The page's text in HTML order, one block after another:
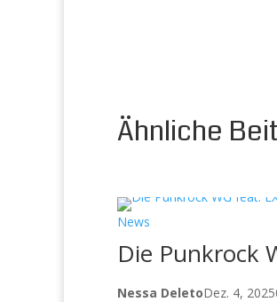
Ähnliche
News
Die Punkrock
Nessa DeletoDez. 4, 2025